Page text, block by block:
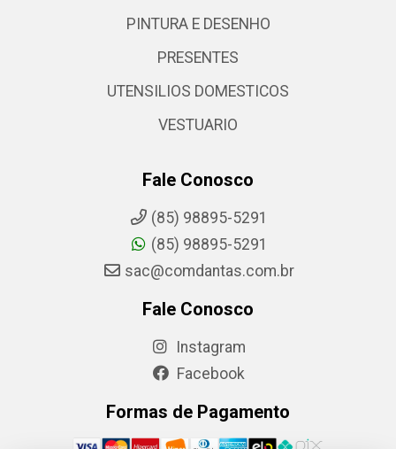
PINTURA E DESENHO
PRESENTES
UTENSILIOS DOMESTICOS
VESTUARIO
Fale Conosco
(85) 98895-5291
(85) 98895-5291
sac@comdantas.com.br
Fale Conosco
Instagram
Facebook
Formas de Pagamento